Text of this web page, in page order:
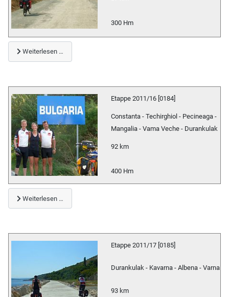
300 Hm
Weiterlesen …
Etappe 2011/16 [0184]
Constanta - Techirghiol - Pecineaga -
Mangalia - Vama Veche - Durankulak
92 km
400 Hm
Weiterlesen …
Etappe 2011/17 [0185]
Durankulak - Kavarna - Albena - Varna
93 km